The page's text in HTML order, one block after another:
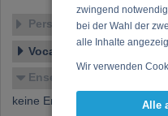
zwingend
bei der Wahl der
alle Inhalte
Wir verwenden
Funktionen fürAlle
Personen-Details
Vocal – Instrumental –
Ensembles
keine Ensembles verfügbar